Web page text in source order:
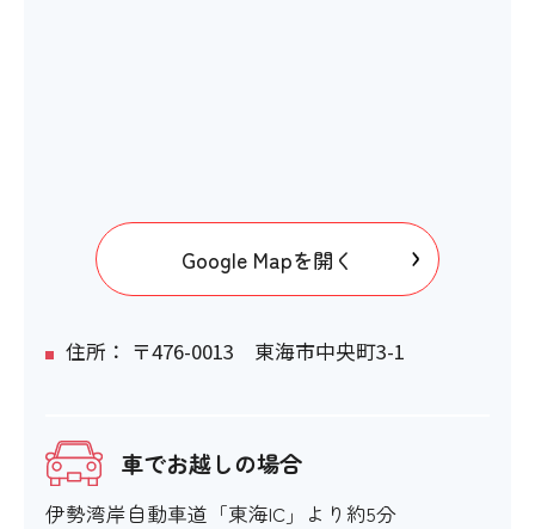
Google Mapを開く
住所： 〒476-0013 東海市中央町3-1
車でお越しの場合
伊勢湾岸自動車道「東海IC」より約5分